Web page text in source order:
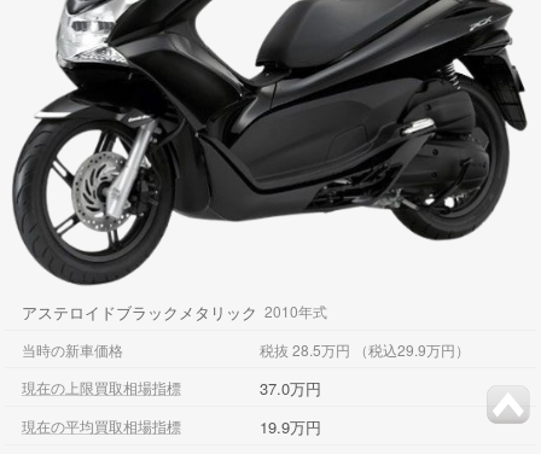
アステロイドブラックメタリック 2010年式
当時の新車価格
税抜 28.5万円 （税込29.9万円）
現在の上限買取相場指標
37.0万円
現在の平均買取相場指標
19.9万円